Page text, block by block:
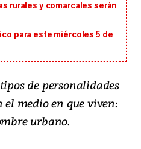
rurales y comarcales serán
para este miércoles 5 de
de personalidades
el medio en que viven:
urbano.